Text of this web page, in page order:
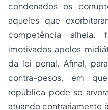
condenados os
aqueles que
competência alheia,
imotivados apelos
da lei penal. Afinal,
contra-pesos, em
república pode se
atuando contrariamente